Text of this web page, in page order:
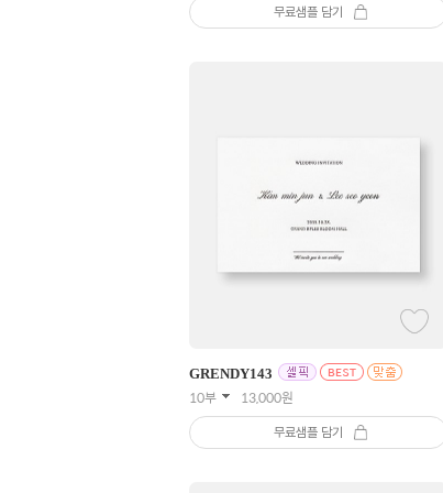
무료샘플 담기
GRENDY143
10부 13,000원
무료샘플 담기